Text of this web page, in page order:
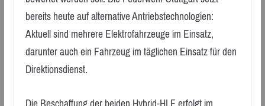
bereits heute auf alternative Antriebstechnologien:
Aktuell sind mehrere Elektrofahrzeuge im Einsatz,
darunter auch ein Fahrzeug im täglichen Einsatz für den
Direktionsdienst.